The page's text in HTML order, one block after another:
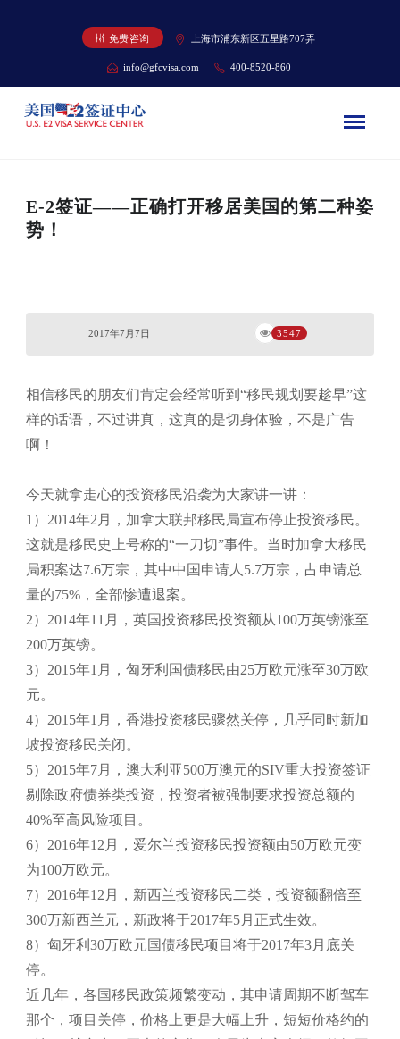
免费咨询 上海市浦东新区五星路707弄
info@gfcvisa.com 400-8520-860
E-2签证——正确打开移居美国的第二种姿
势！
2017年7月7日 3547
相信移民的朋友们肯定会经常听到“移民规划要趁早”这
样的话语，不过讲真，这真的是切身体验，不是广告
啊！
今天就拿走心的投资移民沿袭为大家讲一讲：
1）2014年2月，加拿大联邦移民局宣布停止投资移民。
这就是移民史上号称的“一刀切”事件。当时加拿大移民
局积案达7.6万宗，其中中国申请人5.7万宗，占申请总
量的75%，全部惨遭退案。
2）2014年11月，英国投资移民投资额从100万英镑涨至
200万英镑。
3）2015年1月，匈牙利国债移民由25万欧元涨至30万欧
元。
4）2015年1月，香港投资移民骤然关停，几乎同时新加
坡投资移民关闭。
5）2015年7月，澳大利亚500万澳元的SIV重大投资签证
剔除政府债券类投资，投资者被强制要求投资总额的
40%至高风险项目。
6）2016年12月，爱尔兰投资移民投资额由50万欧元变
为100万欧元。
7）2016年12月，新西兰投资移民二类，投资额翻倍至
300万新西兰元，新政将于2017年5月正式生效。
8）匈牙利30万欧元国债移民项目将于2017年3月底关
停。
近几年，各国移民政策频繁变动，其申请周期不断驾车
那个，项目关停，价格上更是大幅上升，短短价格约的